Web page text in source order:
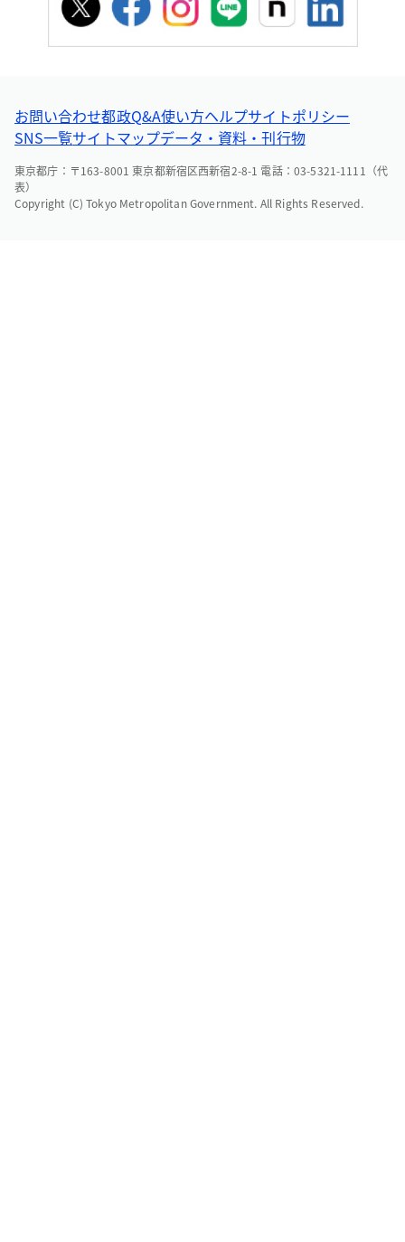
お問い合わせ都政Q&A使い方ヘルプサイトポリシー
SNS一覧サイトマップデータ・資料・刊行物
東京都庁：〒163-8001 東京都新宿区西新宿2-8-1 電話：03-5321-1111（代
表）
Copyright (C) Tokyo Metropolitan Government. All Rights Reserved.